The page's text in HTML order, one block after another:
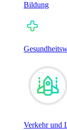
Bildung
Verkehr und